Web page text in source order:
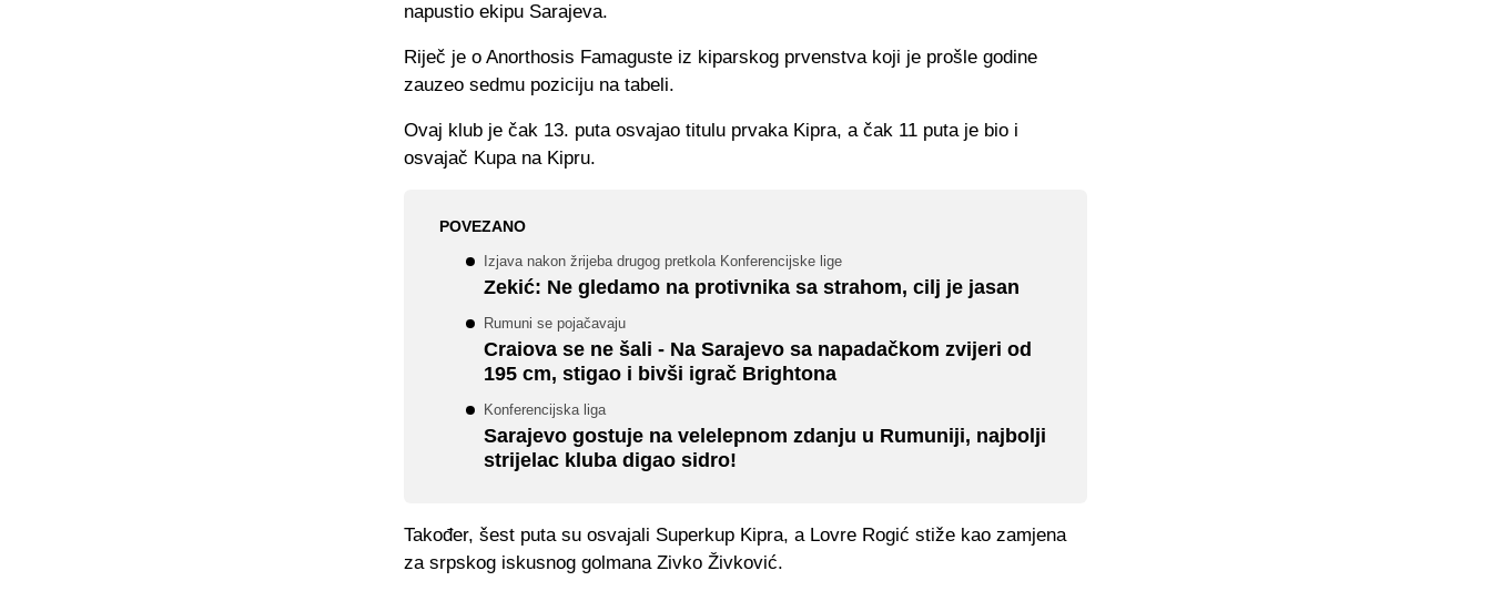
napustio ekipu Sarajeva.
Riječ je o Anorthosis Famaguste iz kiparskog prvenstva koji je prošle godine
zauzeo sedmu poziciju na tabeli.
Ovaj klub je čak 13. puta osvajao titulu prvaka Kipra, a čak 11 puta je bio i
osvajač Kupa na Kipru.
POVEZANO
Izjava nakon žrijeba drugog pretkola Konferencijske lige
Zekić: Ne gledamo na protivnika sa strahom, cilj je jasan
Rumuni se pojačavaju
Craiova se ne šali - Na Sarajevo sa napadačkom zvijeri od
195 cm, stigao i bivši igrač Brightona
Konferencijska liga
Sarajevo gostuje na velelepnom zdanju u Rumuniji, najbolji
strijelac kluba digao sidro!
Također, šest puta su osvajali Superkup Kipra, a Lovre Rogić stiže kao zamjena
za srpskog iskusnog golmana Zivko Živković.